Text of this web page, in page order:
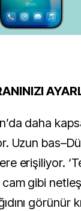
daha
Uzun
erişiliyor.
gibi
görünür